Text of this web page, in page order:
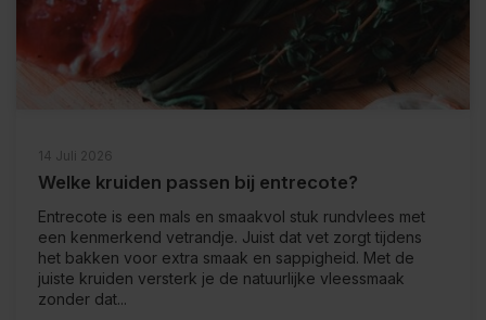
14 Juli 2026
Welke kruiden passen bij entrecote?
Entrecote is een mals en smaakvol stuk rundvlees met
een kenmerkend vetrandje. Juist dat vet zorgt tijdens
het bakken voor extra smaak en sappigheid. Met de
juiste kruiden versterk je de natuurlijke vleessmaak
zonder dat...